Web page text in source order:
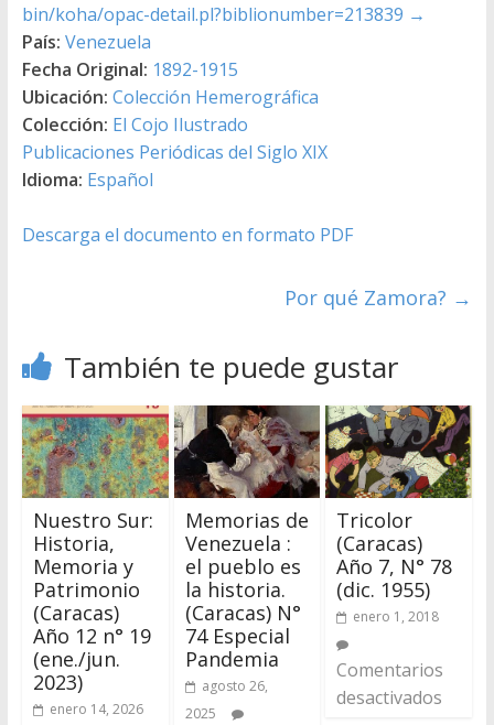
bin/koha/opac-detail.pl?biblionumber=213839 →
País: Venezuela
Fecha Original: 1892-1915
Ubicación: Colección Hemerográfica
Colección: El Cojo Ilustrado
Publicaciones Periódicas del Siglo XIX
Idioma: Español
Descarga el documento en formato PDF
Por qué Zamora? →
También te puede gustar
Nuestro Sur:
Historia,
Memoria y
Patrimonio
(Caracas)
Año 12 n° 19
(ene./jun.
2023)
enero 14, 2026
Memorias de
Venezuela :
el pueblo es
la historia.
(Caracas) N°
74 Especial
Pandemia
agosto 26,
2025
Tricolor
(Caracas)
Año 7, N° 78
(dic. 1955)
enero 1, 2018
Comentarios
desactivados